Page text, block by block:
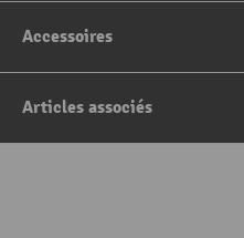
Accessoires
Articles associés